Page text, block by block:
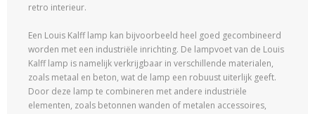
retro interieur.
Een Louis Kalff lamp kan bijvoorbeeld heel goed gecombineerd
worden met een industriële inrichting. De lampvoet van de Louis
Kalff lamp is namelijk verkrijgbaar in verschillende materialen,
zoals metaal en beton, wat de lamp een robuust uiterlijk geeft.
Door deze lamp te combineren met andere industriële
elementen, zoals betonnen wanden of metalen accessoires,